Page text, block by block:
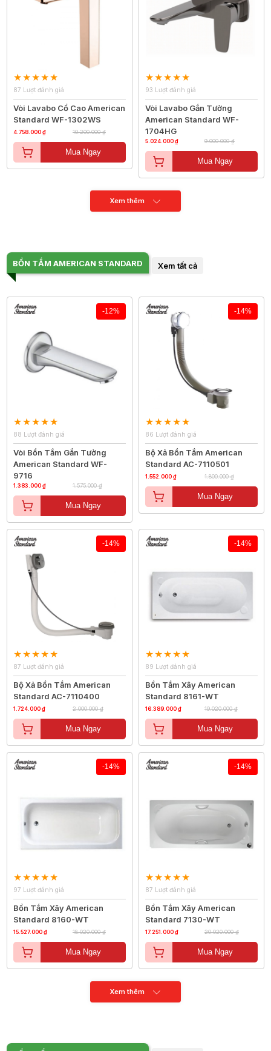
87 Lượt đánh giá
Vòi Lavabo Cổ Cao American
Standard WF-1302WS
4.758.000 ₫ 10.200.000 ₫
Mua Ngay
93 Lượt đánh giá
Vòi Lavabo Gắn Tường
American Standard WF-
1704HG
5.024.000 ₫ 9.000.000 ₫
Mua Ngay
Xem thêm
BỒN TẮM AMERICAN STANDARD Xem tất cả
-12%
88 Lượt đánh giá
Vòi Bồn Tắm Gắn Tường
American Standard WF-
9716
1.383.000 ₫ 1.575.000 ₫
Mua Ngay
-14%
86 Lượt đánh giá
Bộ Xả Bồn Tắm American
Standard AC-7110501
1.552.000 ₫ 1.800.000 ₫
Mua Ngay
-14%
87 Lượt đánh giá
Bộ Xả Bồn Tắm American
Standard AC-7110400
1.724.000 ₫ 2.000.000 ₫
Mua Ngay
-14%
89 Lượt đánh giá
Bồn Tắm Xây American
Standard 8161-WT
16.389.000 ₫ 19.020.000 ₫
Mua Ngay
-14%
97 Lượt đánh giá
Bồn Tắm Xây American
Standard 8160-WT
15.527.000 ₫ 18.020.000 ₫
Mua Ngay
-14%
87 Lượt đánh giá
Bồn Tắm Xây American
Standard 7130-WT
17.251.000 ₫ 20.020.000 ₫
Mua Ngay
Xem thêm